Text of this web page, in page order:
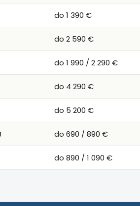
do 1 390 €
do 2 590 €
do 1 990 / 2 290 €
do 4 290 €
do 5 200 €
do 690 / 890 €
do 890 / 1 090 €